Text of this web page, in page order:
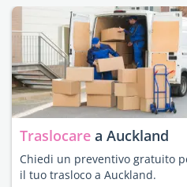
Traslocare a Auckland
Chiedi un preventivo gratuito
il tuo trasloco a Auckland.